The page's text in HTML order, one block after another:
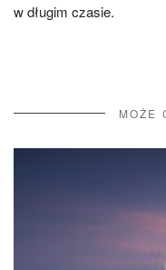
w długim czasie.
MOŻE